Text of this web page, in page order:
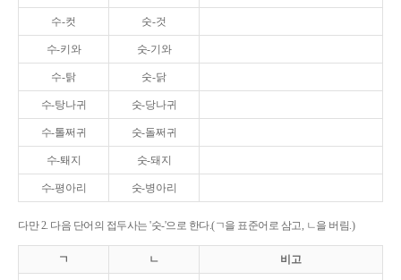
수-컷 숫-것
수-키와 숫-기와
수-탉 숫-닭
수-탕나귀 숫-당나귀
수-톨쩌귀 숫-돌쩌귀
수-퇘지 숫-돼지
수-평아리 숫-병아리
다만 2. 다음 단어의 접두사는 '숫-'으로 한다.(ㄱ을 표준어로 삼고, ㄴ을 버림.)
ㄱ ㄴ 비고